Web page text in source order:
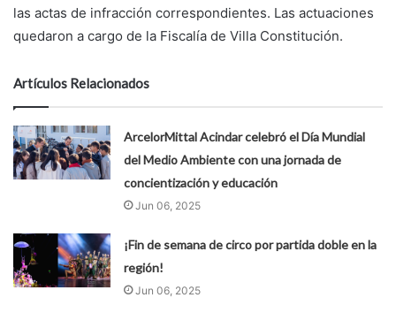
las actas de infracción correspondientes. Las actuaciones
quedaron a cargo de la Fiscalía de Villa Constitución.
Artículos Relacionados
ArcelorMittal Acindar celebró el Día Mundial
del Medio Ambiente con una jornada de
concientización y educación
Jun 06, 2025
¡Fin de semana de circo por partida doble en la
región!
Jun 06, 2025